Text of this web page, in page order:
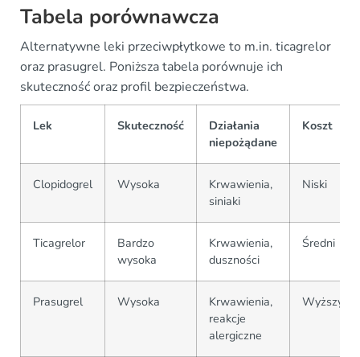
Tabela porównawcza
Alternatywne leki przeciwpłytkowe to m.in. ticagrelor
oraz prasugrel. Poniższa tabela porównuje ich
skuteczność oraz profil bezpieczeństwa.
Lek Skuteczność
Działania
niepożądane
Koszt
Clopidogrel Wysoka
Krwawienia,
siniaki
Niski
Ticagrelor
Bardzo
wysoka
Krwawienia,
duszności
Średni
Prasugrel Wysoka
Krwawienia,
reakcje
alergiczne
Wyższy